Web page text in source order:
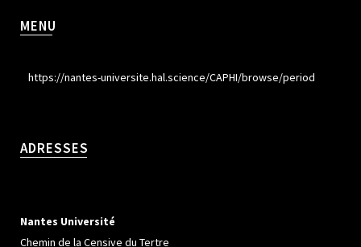
MENU
https://nantes-universite.hal.science/CAPHI/browse/period
ADRESSES
Nantes Université
Chemin de la Censive du Tertre